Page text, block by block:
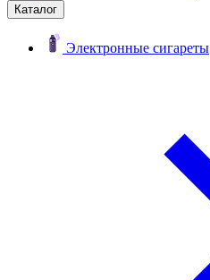
Каталог
Электронные сигареты